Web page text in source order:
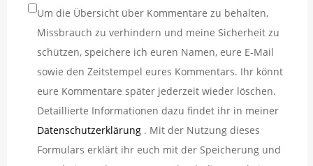
Um die Übersicht über Kommentare zu behalten,
Missbrauch zu verhindern und meine Sicherheit zu
schützen, speichere ich euren Namen, eure E-Mail
sowie den Zeitstempel eures Kommentars. Ihr könnt
eure Kommentare später jederzeit wieder löschen.
Detaillierte Informationen dazu findet ihr in meiner
Datenschutzerklärung . Mit der Nutzung dieses
Formulars erklärt ihr euch mit der Speicherung und